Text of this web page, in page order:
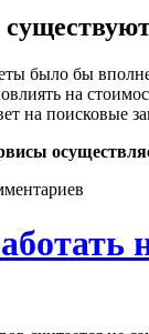
было бы
на
на поисковые